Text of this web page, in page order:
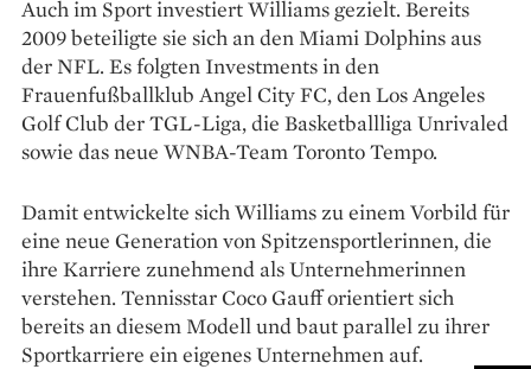
Auch im Sport investiert Williams gezielt. Bereits
2009 beteiligte sie sich an den Miami Dolphins aus
der NFL. Es folgten Investments in den
Frauenfußballklub Angel City FC, den Los Angeles
Golf Club der TGL-Liga, die Basketballliga Unrivaled
sowie das neue WNBA-Team Toronto Tempo.
Damit entwickelte sich Williams zu einem Vorbild für
eine neue Generation von Spitzensportlerinnen, die
ihre Karriere zunehmend als Unternehmerinnen
verstehen. Tennisstar Coco Gauff orientiert sich
bereits an diesem Modell und baut parallel zu ihrer
Sportkarriere ein eigenes Unternehmen auf.